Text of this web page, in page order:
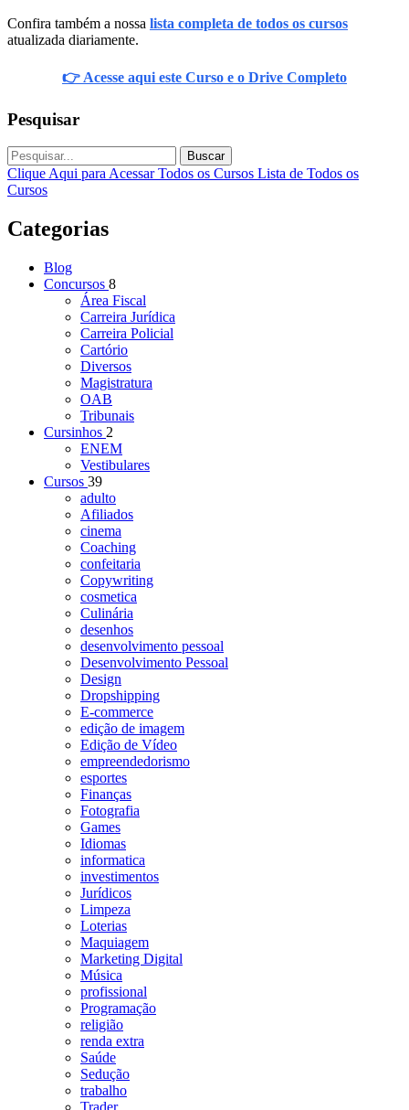
Confira também a nossa lista completa de todos os cursos
atualizada diariamente.
👉 Acesse aqui este Curso e o Drive Completo
Pesquisar
Buscar
Clique Aqui para Acessar Todos os Cursos Lista de Todos os
Cursos
Categorias
Blog
Concursos 8
Área Fiscal
Carreira Jurídica
Carreira Policial
Cartório
Diversos
Magistratura
OAB
Tribunais
Cursinhos 2
ENEM
Vestibulares
Cursos 39
adulto
Afiliados
cinema
Coaching
confeitaria
Copywriting
cosmetica
Culinária
desenhos
desenvolvimento pessoal
Desenvolvimento Pessoal
Design
Dropshipping
E-commerce
edição de imagem
Edição de Vídeo
empreendedorismo
esportes
Finanças
Fotografia
Games
Idiomas
informatica
investimentos
Jurídicos
Limpeza
Loterias
Maquiagem
Marketing Digital
Música
profissional
Programação
religião
renda extra
Saúde
Sedução
trabalho